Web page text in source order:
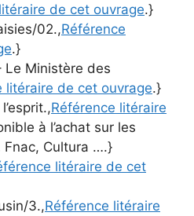
de cet ouvrage.}
02.,Référence
.}
Le Ministère des
litéraire de cet ouvrage.}
Référence litéraire
à l’achat sur les
Fnac, Cultura ….}
litéraire de cet
3.,Référence litéraire